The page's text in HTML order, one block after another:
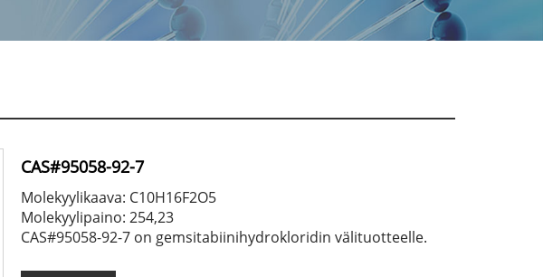
CAS#95058-92-7
Molekyylikaava: C10H16F2O5
Molekyylipaino: 254,23
CAS#95058-92-7 on gemsitabiinihydrokloridin välituotteelle.